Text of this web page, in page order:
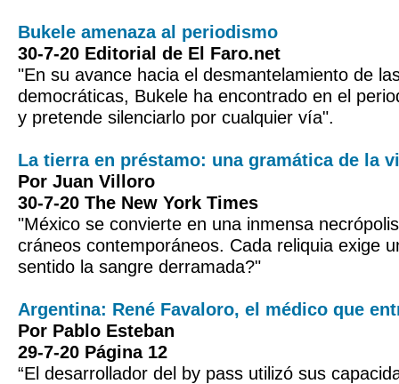
Bukele amenaza al periodismo
30-7-20 Editorial de El Faro.net
"En su avance hacia el desmantelamiento de
democráticas, Bukele ha encontrado en el
y pretende silenciarlo por cualquier vía".
La tierra en préstamo: una gramática de la
Por Juan Villoro
30-7-20 The New York Times
"México se convierte en una inmensa
cráneos contemporáneos. Cada reliquia exige
sentido la sangre derramada?"
Argentina: René Favaloro, el médico que
Por Pablo Esteban
29-7-20 Página 12
“El desarrollador del by pass utilizó sus